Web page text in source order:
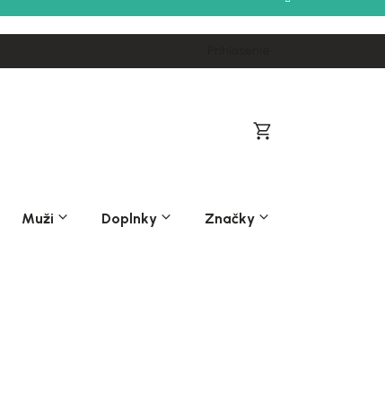
Nákupný
Muži Doplnky Značky